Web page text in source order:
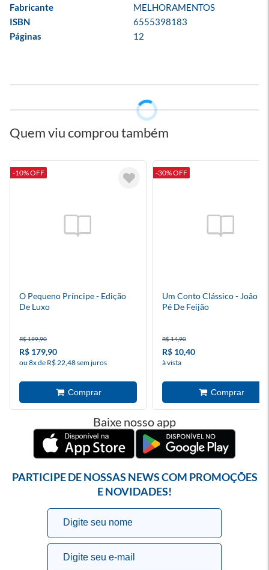
Fabricante
MELHORAMENTOS
ISBN
6555398183
Páginas
12
Quem viu comprou também
-10% OFF
O Pequeno Príncipe - Edição
De Luxo
R$ 199,90
R$ 179,90
ou 8x de R$ 22,48 sem juros
-30% OFF
Um Conto Clássico - João E
Pé De Feijão
R$ 14,90
R$ 10,40
à vista
Baixe nosso app
PARTICIPE DE NOSSAS NEWS COM PROMOÇÕES
E NOVIDADES!